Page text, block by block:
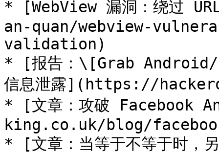
* [WebView 漏洞：绕过
an-quan/webview-
validation)
* [报告：\[Grab Android/
信息泄露](https://
* [文章：攻破
king.co.uk/blog/
* [文章：当等于不等于时，